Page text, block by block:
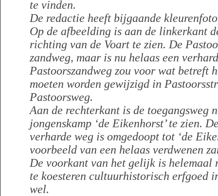
te vinden.
De redactie heeft bijgaande
Op de afbeelding is aan de linkerkant
richting van de Voart te zien. De
zandweg, maar is nu helaas een
Pastoorszandweg zou voor wat betreft
moeten worden gewijzigd in
Pastoorsweg.
Aan de rechterkant is de toegangsweg
jongenskamp ‘de Eikenhorst’ te zien.
verharde weg is omgedoopt tot ‘de
voorbeeld van een helaas verdwenen
De voorkant van het gelijk is helemaal
te koesteren cultuurhistorisch erfgoed
wel.